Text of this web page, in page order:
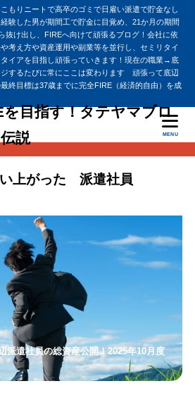
もりニートで高卒のゴミで日雇い派遣で貯金なし
験した男が期間工で貯金に目覚め、21か月の期間
抜け出し、FIREへ向けて頑張るブログ！会社に依
考え方や資産運用や副業等を並行し、セミリタイ
イアを目指し頑張っていきます！現在の職業→底
するたびに常にここは変わります 頑張って底辺
終目標は37歳までに完全FIRE（経済的自由）を成
目指す！タテヤマブロ
説
MENU
上がった 派遣社員
派遣社員の総資産公開！2025年10月度